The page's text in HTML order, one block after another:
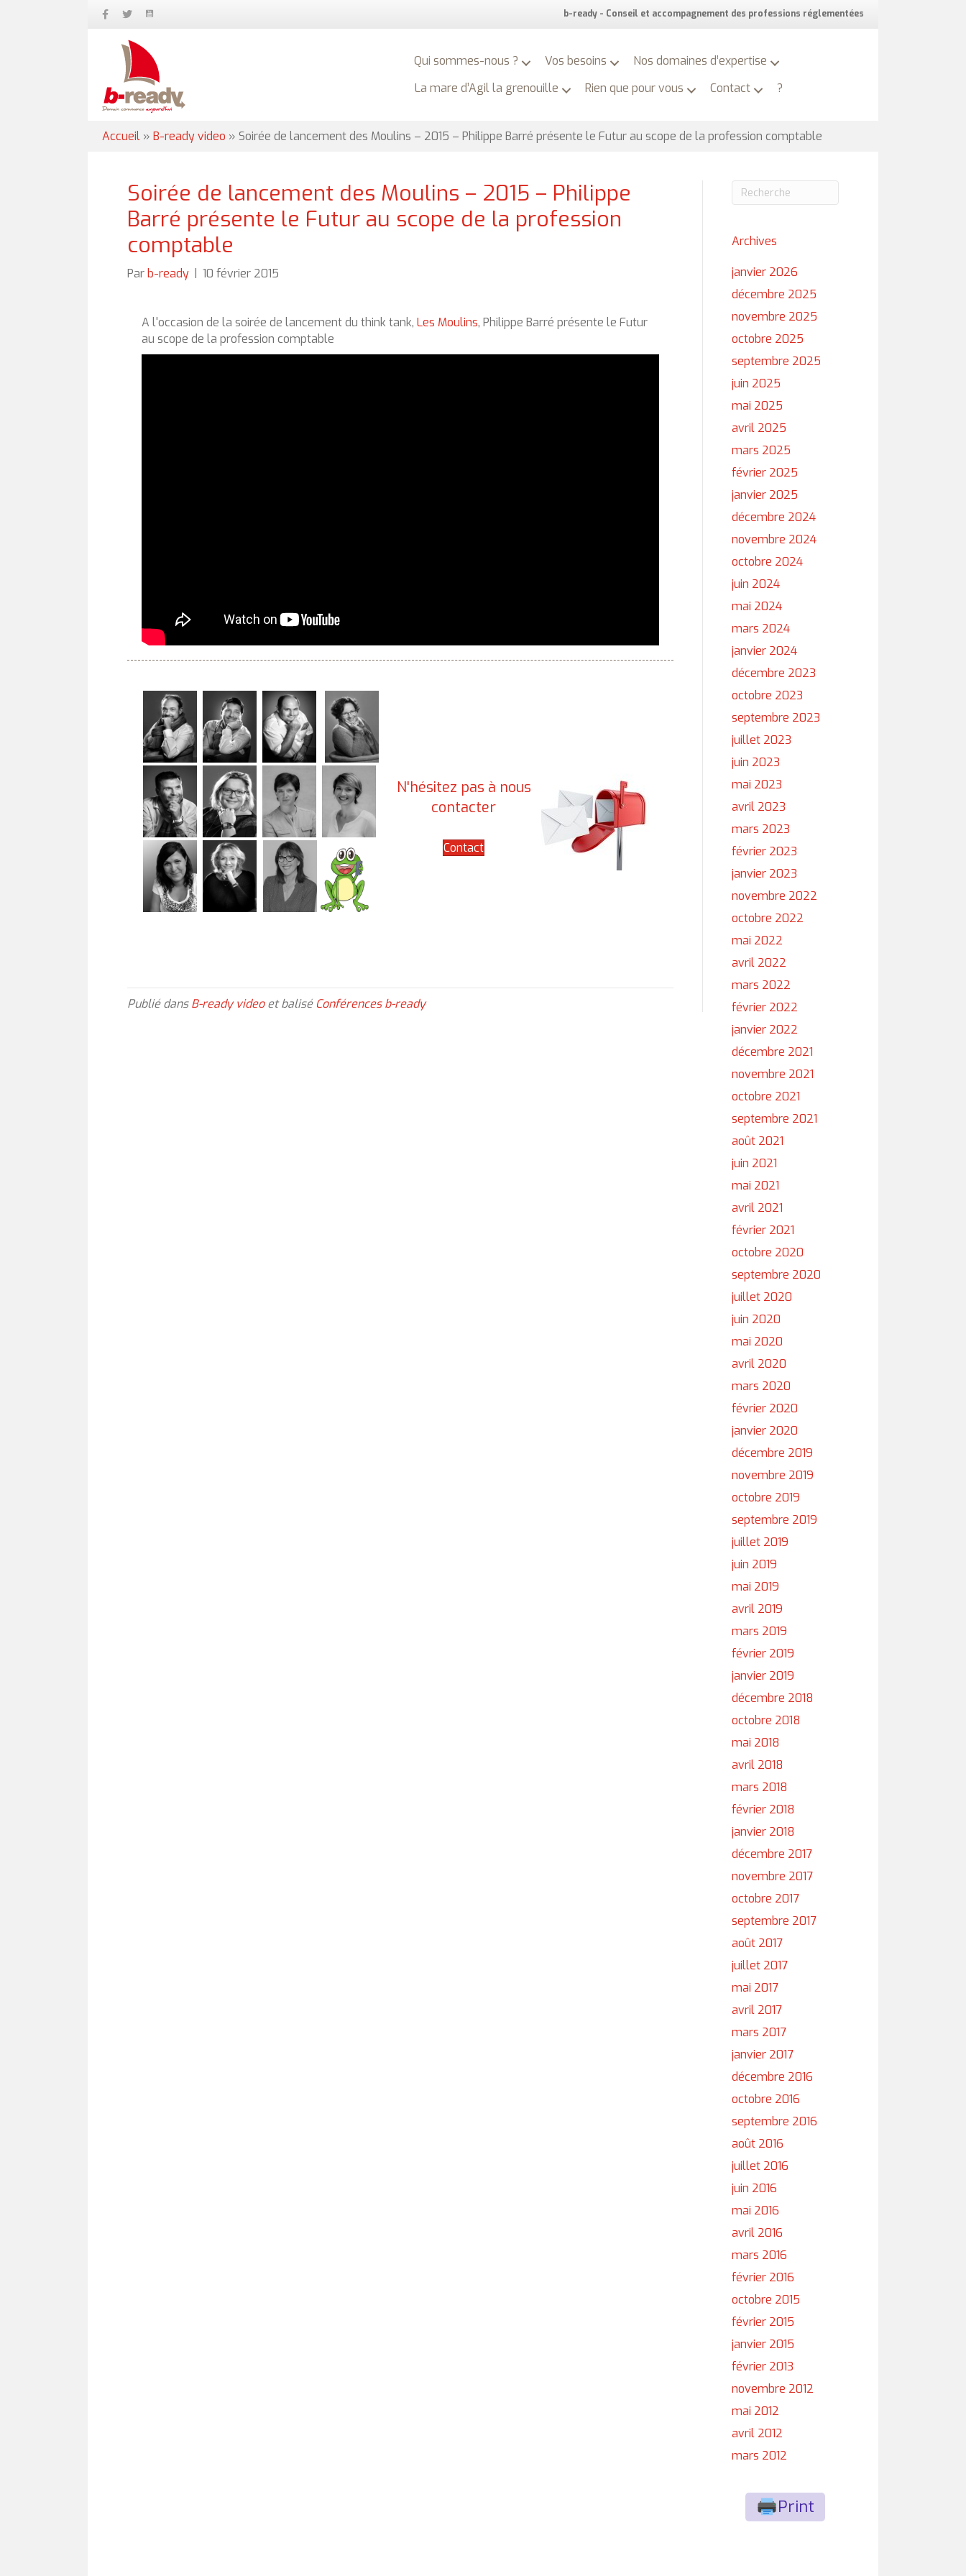
b-ready - Conseil et accompagnement des professions réglementées
Qui sommes-nous ? Vos besoins
Nos domaines d’expertise
La mare d’Agil la grenouille
Rien que pour vous Contact ?
Accueil » B-ready video » Soirée de lancement des Moulins – 2015 – Philippe Barré présente le Futur au scope de la profession comptable
Soirée de lancement des Moulins – 2015 – Philippe
Barré présente le Futur au scope de la profession
comptable
Par b-ready 10 février 2015
A l'occasion de la soirée de lancement du think tank, Les Moulins, Philippe Barré présente le Futur
au scope de la profession comptable
N'hésitez pas à nous
contacter
Contact
Publié dansB-ready videoet balisé Conférences b-ready
Archives
janvier 2026
décembre 2025
novembre 2025
octobre 2025
septembre 2025
juin 2025
mai 2025
avril 2025
mars 2025
février 2025
janvier 2025
décembre 2024
novembre 2024
octobre 2024
juin 2024
mai 2024
mars 2024
janvier 2024
décembre 2023
octobre 2023
septembre 2023
juillet 2023
juin 2023
mai 2023
avril 2023
mars 2023
février 2023
janvier 2023
novembre 2022
octobre 2022
mai 2022
avril 2022
mars 2022
février 2022
janvier 2022
décembre 2021
novembre 2021
octobre 2021
septembre 2021
août 2021
juin 2021
mai 2021
avril 2021
février 2021
octobre 2020
septembre 2020
juillet 2020
juin 2020
mai 2020
avril 2020
mars 2020
février 2020
janvier 2020
décembre 2019
novembre 2019
octobre 2019
septembre 2019
juillet 2019
juin 2019
mai 2019
avril 2019
mars 2019
février 2019
janvier 2019
décembre 2018
octobre 2018
mai 2018
avril 2018
mars 2018
février 2018
janvier 2018
décembre 2017
novembre 2017
octobre 2017
septembre 2017
août 2017
juillet 2017
mai 2017
avril 2017
mars 2017
janvier 2017
décembre 2016
octobre 2016
septembre 2016
août 2016
juillet 2016
juin 2016
mai 2016
avril 2016
mars 2016
février 2016
octobre 2015
février 2015
janvier 2015
février 2013
novembre 2012
mai 2012
avril 2012
mars 2012
Print